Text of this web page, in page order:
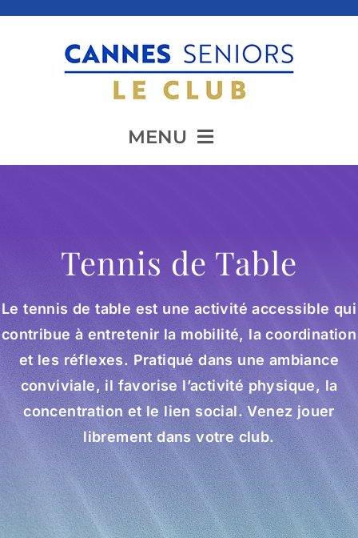
MENU
Présentation
Animation
Prévention
Restauration
Actualité
Tennis de Table
Le tennis de table est une activité accessible qui
contribue à entretenir la mobilité, la coordination
et les réflexes. Pratiqué dans une ambiance
conviviale, il favorise l’activité physique, la
concentration et le lien social. Venez jouer
librement dans votre club.